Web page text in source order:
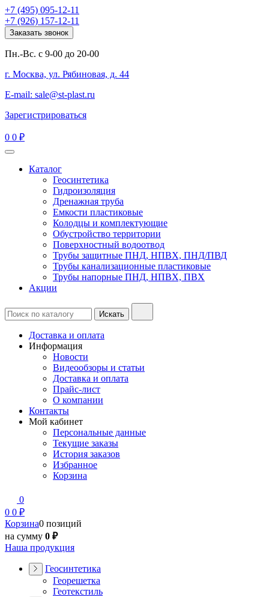
+7 (495) 095-12-11
+7 (926) 157-12-11
Заказать звонок
Пн.-Вс. с 9-00 до 20-00
г. Москва, ул. Рябиновая, д. 44
E-mail: sale@st-plast.ru
Зарегистрироваться
0 0 ₽
Каталог
Геосинтетика
Гидроизоляция
Дренажная труба
Емкости пластиковые
Колодцы и комплектующие
Обустройство территории
Поверхностный водоотвод
Трубы защитные ПНД, НПВХ, ПНД/ПВД
Трубы канализационные пластиковые
Трубы напорные ПНД, НПВХ, ПВХ
Акции
Доставка и оплата
Информация
Новости
Видеообзоры и статьи
Доставка и оплата
Прайс-лист
О компании
Контакты
Мой кабинет
Персональные данные
Текущие заказы
История заказов
Избранное
Корзина
0
0 0 ₽
Корзина0 позиций
на сумму 0 ₽
Наша продукция
Геосинтетика
Георешетка
Геотекстиль